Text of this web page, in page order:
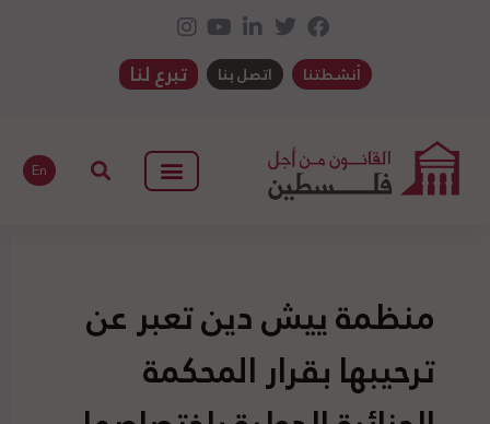
أنشطتنا اتصل بنا تبرع لنا
En
منظمة ييش دين تعبر عن
ترحيبها بقرار المحكمة